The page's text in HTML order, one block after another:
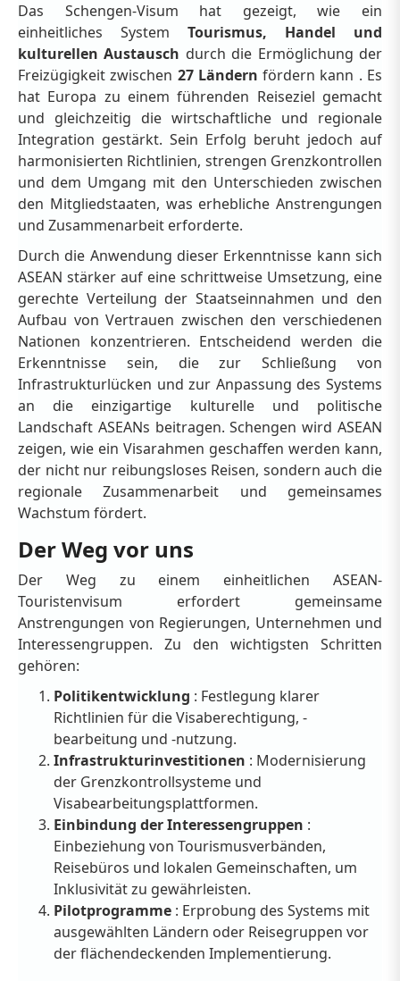
Das Schengen-Visum hat gezeigt, wie ein
einheitliches System Tourismus, Handel und
kulturellen Austausch durch die Ermöglichung der
Freizügigkeit zwischen 27 Ländern fördern kann . Es
hat Europa zu einem führenden Reiseziel gemacht
und gleichzeitig die wirtschaftliche und regionale
Integration gestärkt. Sein Erfolg beruht jedoch auf
harmonisierten Richtlinien, strengen Grenzkontrollen
und dem Umgang mit den Unterschieden zwischen
den Mitgliedstaaten, was erhebliche Anstrengungen
und Zusammenarbeit erforderte.
Durch die Anwendung dieser Erkenntnisse kann sich
ASEAN stärker auf eine schrittweise Umsetzung, eine
gerechte Verteilung der Staatseinnahmen und den
Aufbau von Vertrauen zwischen den verschiedenen
Nationen konzentrieren. Entscheidend werden die
Erkenntnisse sein, die zur Schließung von
Infrastrukturlücken und zur Anpassung des Systems
an die einzigartige kulturelle und politische
Landschaft ASEANs beitragen. Schengen wird ASEAN
zeigen, wie ein Visarahmen geschaffen werden kann,
der nicht nur reibungsloses Reisen, sondern auch die
regionale Zusammenarbeit und gemeinsames
Wachstum fördert.
Der Weg vor uns
Der Weg zu einem einheitlichen ASEAN-
Touristenvisum erfordert gemeinsame
Anstrengungen von Regierungen, Unternehmen und
Interessengruppen. Zu den wichtigsten Schritten
gehören:
Politikentwicklung : Festlegung klarer
Richtlinien für die Visaberechtigung, -
bearbeitung und -nutzung.
Infrastrukturinvestitionen : Modernisierung
der Grenzkontrollsysteme und
Visabearbeitungsplattformen.
Einbindung der Interessengruppen :
Einbeziehung von Tourismusverbänden,
Reisebüros und lokalen Gemeinschaften, um
Inklusivität zu gewährleisten.
Pilotprogramme : Erprobung des Systems mit
ausgewählten Ländern oder Reisegruppen vor
der flächendeckenden Implementierung.